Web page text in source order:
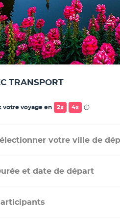
TRANSPORT
votre voyage en 2x 4x
votre ville de
et date de départ